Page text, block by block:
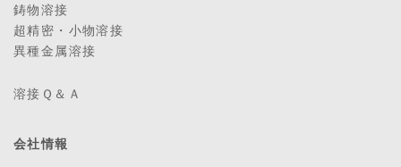
鋳物溶接
超精密・小物溶接
異種金属溶接
溶接Ｑ＆Ａ
会社情報